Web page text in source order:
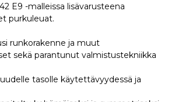
E9 -malleissa lisävarusteena
purkuleuat.
runkorakenne ja muut
sekä parantunut valmistustekniikka
tasolle käytettävyydessä ja